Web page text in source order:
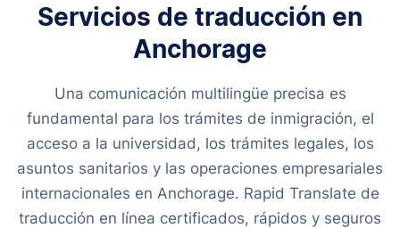
Servicios de traducción en
Anchorage
Una comunicación multilingüe precisa es
fundamental para los trámites de inmigración, el
acceso a la universidad, los trámites legales, los
asuntos sanitarios y las operaciones empresariales
internacionales en Anchorage. Rapid Translate de
traducción en línea certificados, rápidos y seguros